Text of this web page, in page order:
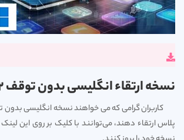
نسخه ارتقاء انگلیسی بدون توقف 2 به پلاس
پلاس ارتقاء دهند، می‌توانند با کلیک بر روی این